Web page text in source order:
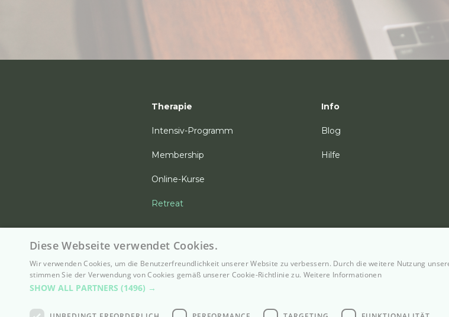
Therapie
Intensiv-Programm
Membership
Online-Kurse
Retreat
Info
Blog
Hilfe
© 2026 PelviPlace AG
Policies & Terms of Service
Diese Webseite verwendet Cookies.
Wir verwenden Cookies, um die Benutzerfreundlichkeit unserer Website zu verbessern. Durch die weitere Nutzung
stimmen Sie der Verwendung von Cookies gemäß unserer Cookie-Richtlinie zu. Weitere Informationen
SHOW ALL PARTNERS (1496) →